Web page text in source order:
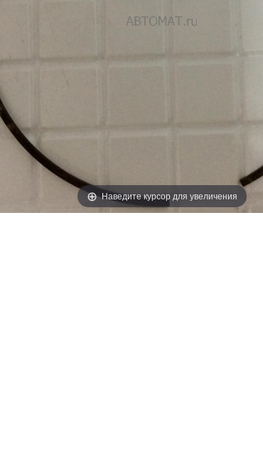
Наведите курсор для увеличения